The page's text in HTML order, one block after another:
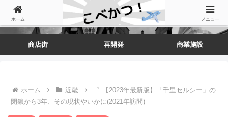
商店街 再開発 商業施設
ホーム 近畿
【2023年最新版】「千里セルシー」の
閉鎖から3年、その現状やいかに(2021年訪問)
ホーム メニュー